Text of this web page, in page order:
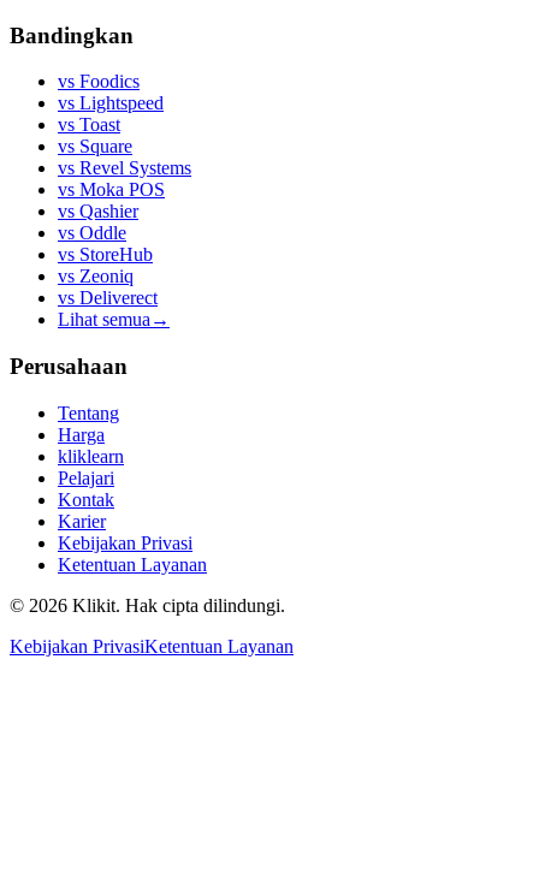
Bandingkan
vs Foodics
vs Lightspeed
vs Toast
vs Square
vs Revel Systems
vs Moka POS
vs Qashier
vs Oddle
vs StoreHub
vs Zeoniq
vs Deliverect
Lihat semua →
Perusahaan
Tentang
Harga
kliklearn
Pelajari
Kontak
Karier
Kebijakan Privasi
Ketentuan Layanan
© 2026 Klikit. Hak cipta dilindungi.
Kebijakan PrivasiKetentuan Layanan